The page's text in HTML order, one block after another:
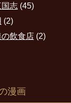
志(45)
(2)
飲食店(2)
漫画